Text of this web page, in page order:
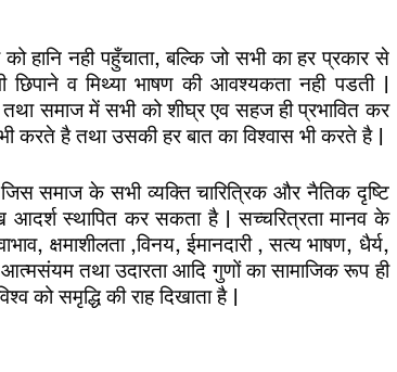
हानि नही पहुँचाता, बल्कि जो सभी का हर प्रकार से
व मिथ्या भाषण की आवश्यकता नही पडती |
समाज में सभी को शीघ्र एव सहज ही प्रभावित कर
करते है तथा उसकी हर बात का विश्वास भी करते है |
समाज के सभी व्यक्ति चारित्रिक और नैतिक दृष्टि
स्थापित कर सकता है | सच्चरित्रता मानव के
क्षमाशीलता ,विनय, ईमानदारी , सत्य भाषण, धैर्य,
आत्मसंयम तथा उदारता आदि गुणों का सामाजिक रूप ही
को समृद्धि की राह दिखाता है |